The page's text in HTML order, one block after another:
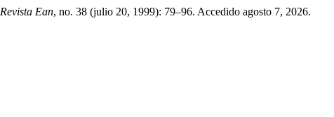
Revista Ean, no. 38 (julio 20, 1999): 79–96. Accedido agosto 7, 2026.